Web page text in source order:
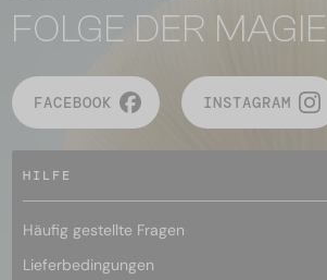
FOLGE DER MAGIE
FACEBOOK INSTAGRAM
HILFE
Häufig gestellte Fragen
Lieferbedingungen